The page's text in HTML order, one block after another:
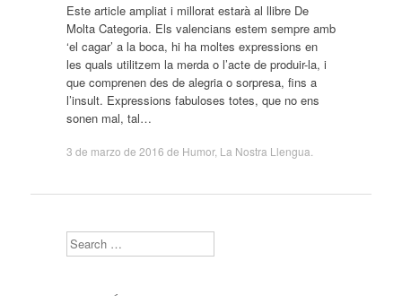
Este article ampliat i millorat estarà al llibre De
Molta Categoria. Els valencians estem sempre amb
‘el cagar’ a la boca, hi ha moltes expressions en
les quals utilitzem la merda o l’acte de produir-la, i
que comprenen des de alegria o sorpresa, fins a
l’insult. Expressions fabuloses totes, que no ens
sonen mal, tal…
3 de marzo de 2016 de Humor, La Nostra Llengua
Search